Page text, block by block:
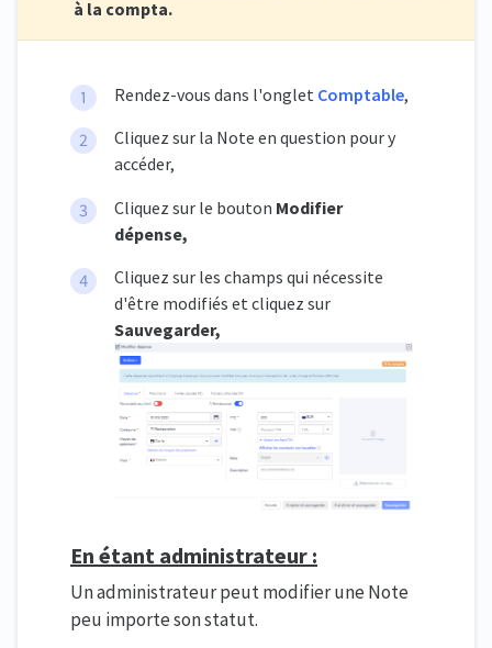
à la compta.
Rendez-vous dans l'onglet Comptable,
Cliquez sur la Note en question pour y
accéder,
Cliquez sur le bouton Modifier
dépense,
Cliquez sur les champs qui nécessite
d'être modifiés et cliquez sur
Sauvegarder,
En étant administrateur :
Un administrateur peut modifier une Note
peu importe son statut.